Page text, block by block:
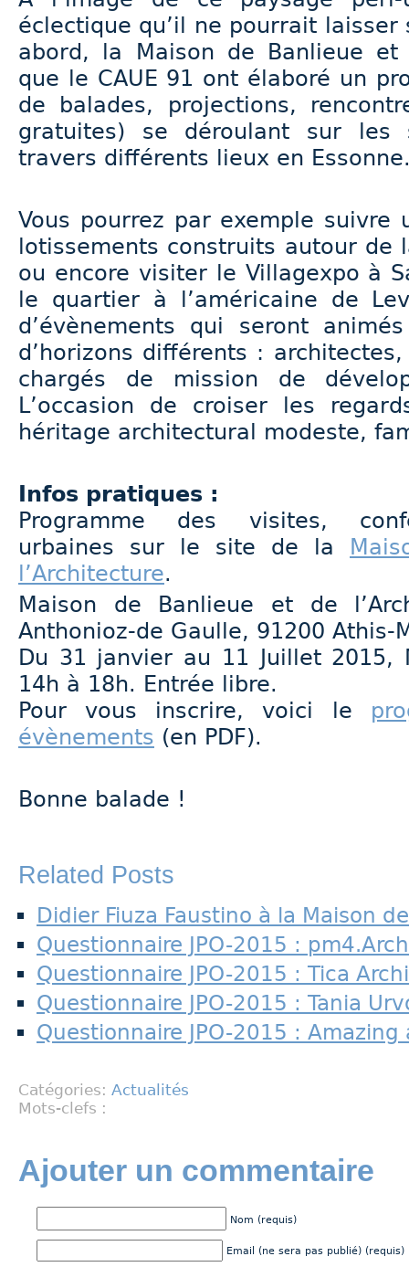
éclectique qu’il ne pourrait
abord, la Maison de Banlieue et
que le CAUE 91 ont élaboré un
de balades, projections,
gratuites) se déroulant sur les
travers différents lieux en
Vous pourrez par exemple suivre
lotissements construits autour de
ou encore visiter le Villagexpo à
le quartier à l’américaine de
d’évènements qui seront
d’horizons différents :
chargés de mission de
L’occasion de croiser les
héritage architectural modeste,
Infos pratiques :
Programme des visites,
urbaines sur le site de la
l’Architecture.
Maison de Banlieue et de
Anthonioz-de Gaulle, 91200 Athis-
Du 31 janvier au 11 Juillet 2015,
14h à 18h. Entrée libre.
Pour vous inscrire, voici le
évènements (en PDF).
Bonne balade !
Related Posts
Didier Fiuza Faustino à la Maison
Questionnaire JPO-2015 :
Questionnaire JPO-2015 : Tica
Questionnaire JPO-2015 : Tania
Questionnaire JPO-2015 :
Catégories: Actualités
Mots-clefs :
Ajouter un commentaire
Nom (requis)
Email (ne sera pas publié) (requis)